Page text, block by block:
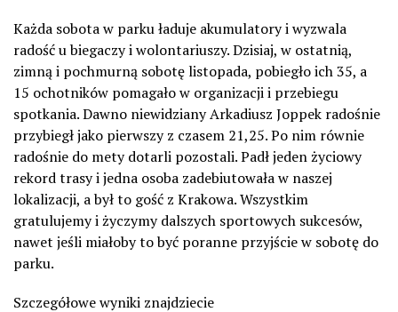
Każda sobota w parku ładuje akumulatory i wyzwala
radość u biegaczy i wolontariuszy. Dzisiaj, w ostatnią,
zimną i pochmurną sobotę listopada, pobiegło ich 35, a
15 ochotników pomagało w organizacji i przebiegu
spotkania. Dawno niewidziany Arkadiusz Joppek radośnie
przybiegł jako pierwszy z czasem 21,25. Po nim równie
radośnie do mety dotarli pozostali. Padł jeden życiowy
rekord trasy i jedna osoba zadebiutowała w naszej
lokalizacji, a był to gość z Krakowa. Wszystkim
gratulujemy i życzymy dalszych sportowych sukcesów,
nawet jeśli miałoby to być poranne przyjście w sobotę do
parku.
Szczegółowe wyniki znajdziecie